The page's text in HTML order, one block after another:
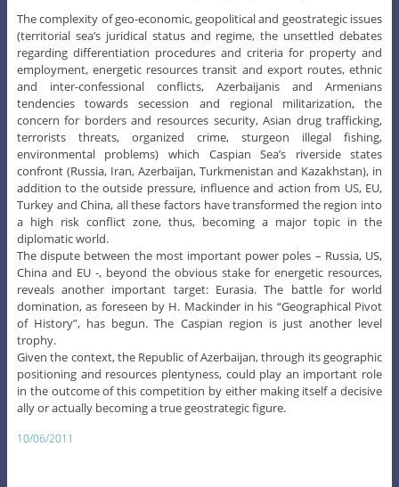
The complexity of geo-economic, geopolitical and geostrategic issues
(territorial sea’s juridical status and regime, the unsettled debates
regarding differentiation procedures and criteria for property and
employment, energetic resources transit and export routes, ethnic
and inter-confessional conflicts, Azerbaijanis and Armenians
tendencies towards secession and regional militarization, the
concern for borders and resources security, Asian drug trafficking,
terrorists threats, organized crime, sturgeon illegal fishing,
environmental problems) which Caspian Sea’s riverside states
confront (Russia, Iran, Azerbaijan, Turkmenistan and Kazakhstan), in
addition to the outside pressure, influence and action from US, EU,
Turkey and China, all these factors have transformed the region into
a high risk conflict zone, thus, becoming a major topic in the
diplomatic world.
The dispute between the most important power poles – Russia, US,
China and EU -, beyond the obvious stake for energetic resources,
reveals another important target: Eurasia. The battle for world
domination, as foreseen by H. Mackinder in his “Geographical Pivot
of History”, has begun. The Caspian region is just another level
trophy.
Given the context, the Republic of Azerbaijan, through its geographic
positioning and resources plentyness, could play an important role
in the outcome of this competition by either making itself a decisive
ally or actually becoming a true geostrategic figure.
10/06/2011